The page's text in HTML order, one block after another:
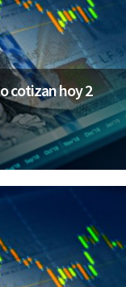
cotizan hoy 2